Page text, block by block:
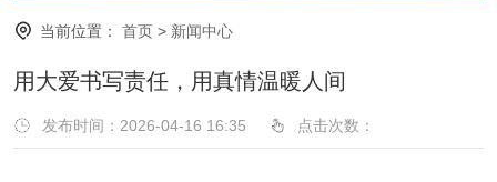
当前位置： 首页 > 新闻中心
用大爱书写责任，用真情温暖人间
发布时间：2026-04-16 16:35 点击次数：